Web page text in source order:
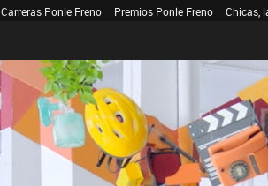
Carreras Ponle Freno Premios Ponle Freno Chicas,